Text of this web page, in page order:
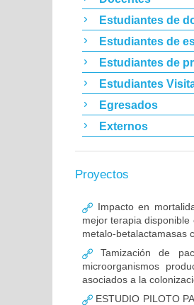
Estudiantes de
Estudiantes de
Estudiantes de
Estudiantes
Egresados
Externos
Proyectos
Impacto en
mejor terapia
metalo-betalactamasas
Tamización de
microorganismos
asociados a la
ESTUDIO PILOTO